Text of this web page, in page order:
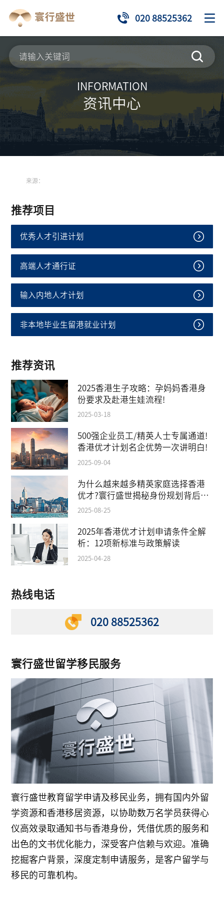
020 88525362
INFORMATION
资讯中心
来源：
推荐项目
优秀人才引进计划
高端人才通行证
输入内地人才计划
非本地毕业生留港就业计划
推荐资讯
2025香港生子攻略：孕妈妈香港身
份要求及赴港生娃流程!
2025-03-18
500强企业员工/精英人士专属通道!
香港优才计划名企优势一次讲明白!
2025-09-04
为什么越来越多精英家庭选择香港
优才?寰行盛世揭秘身份规划背后的
教育红利
2025-08-25
2025年香港优才计划申请条件全解
析：12项新标准与政策解读
2025-04-28
热线电话
020 88525362
寰行盛世留学移民服务
寰行盛世教育留学申请及移民业务，拥有国内外留
学资源和香港移居资源，以协助数万名学员获得心
仪高效录取通知书与香港身份，凭借优质的服务和
出色的文书优化能力，深受客户信赖与欢迎。准确
挖掘客户背景，深度定制申请服务，是客户留学与
移民的可靠机构。